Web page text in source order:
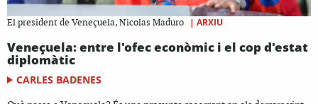
El president de Veneçuela, Nicolas Maduro | ARXIU
Veneçuela: entre l'ofec econòmic i el cop d'estat
diplomàtic
CARLES BADENES